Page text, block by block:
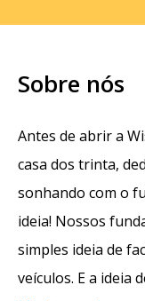
Sobre nós
Antes de abrir a
casa dos trinta,
sonhando com o
ideia! Nossos
simples ideia de
veículos. E a ideia